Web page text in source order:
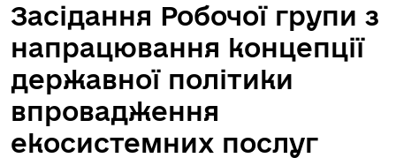
Засідання Робочої групи з
напрацювання концепції
державної політики
впровадження
екосистемних послуг